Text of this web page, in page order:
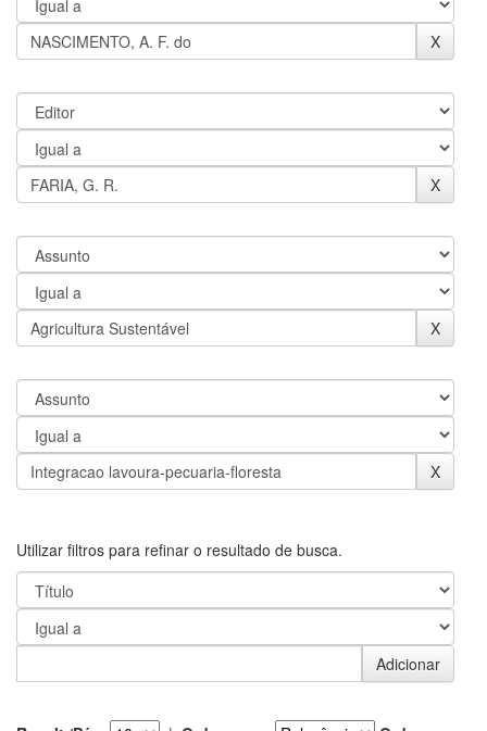
Utilizar filtros para refinar o resultado de busca.